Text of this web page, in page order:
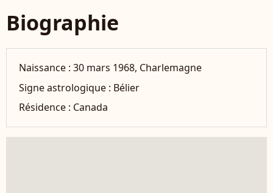
Biographie
Naissance :30 mars 1968, Charlemagne
Signe astrologique : Bélier
Résidence : Canada